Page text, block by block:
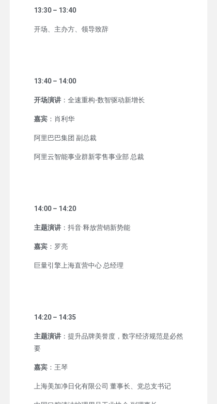
13:30 – 13:40
开场、主办方、领导致辞
13:40 – 14:00
开场演讲 ：全速重构-数智驱动新增长
嘉宾 ：肖利华
阿里巴巴集团 副总裁
阿里云智能事业群新零售事业部 总裁
14:00 – 14:20
主题演讲 ：抖音·释放营销新势能
嘉宾 ：罗亮
巨量引擎上海直营中心 总经理
14:20 – 14:35
主题演讲 ：提升品牌美誉度，数字经济规范是必然
要
嘉宾 ：王琴
上海美加净日化有限公司 董事长、党总支书记